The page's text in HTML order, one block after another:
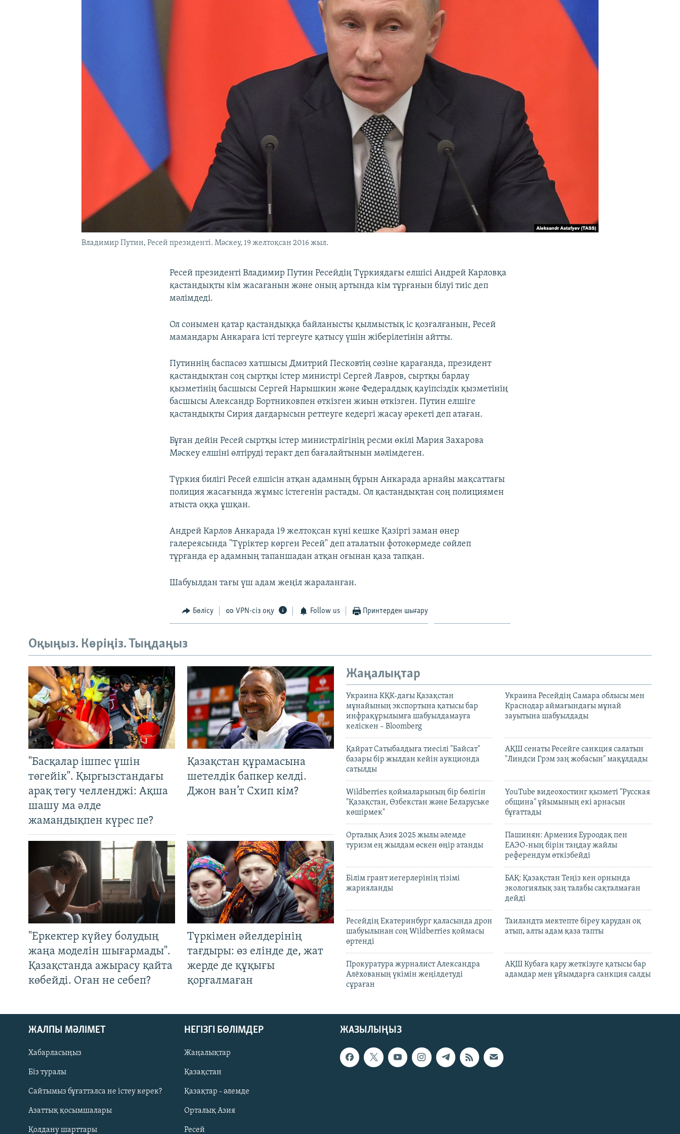
Русский
ЖАЗЫЛЫҢЫЗ
Владимир Путин, Ресей президенті. Мәскеу, 19 желтоқсан 2016 жыл.
Ресей президенті Владимир Путин Ресейдің Түркиядағы елшісі Андрей Карловқа
қастандықты кім жасағанын және оның артында кім тұрғанын білуі тиіс деп
мәлімдеді.
Ол сонымен қатар қастандыққа байланысты қылмыстық іс қозғалғанын, Ресей
мамандары Анкараға істі тергеуге қатысу үшін жіберілетінін айтты.
Путиннің баспасөз хатшысы Дмитрий Песковтің сөзіне қарағанда, президент
қастандықтан соң сыртқы істер министрі Сергей Лавров, сыртқы барлау
қызметінің басшысы Сергей Нарышкин және Федералдық қауіпсіздік қызметінің
басшысы Александр Бортниковпен өткізген жиын өткізген. Путин елшіге
қастандықты Сирия дағдарысын реттеуге кедергі жасау әрекеті деп атаған.
Бұған дейін Ресей сыртқы істер министрлігінің ресми өкілі Мария Захарова
Мәскеу елшіні өлтіруді теракт деп бағалайтынын мәлімдеген.
Түркия билігі Ресей елшісін атқан адамның бұрын Анкарада арнайы мақсаттағы
полиция жасағында жұмыс істегенін растады. Ол қастандықтан соң полициямен
атыста оққа ұшқан.
Андрей Карлов Анкарада 19 желтоқсан күні кешке Қазіргі заман өнер
галереясында "Түріктер көрген Ресей" деп аталатын фотокөрмеде сөйлеп
тұрғанда ер адамның тапаншадан атқан оғынан қаза тапқан.
Шабуылдан тағы үш адам жеңіл жараланған.
Бөлісу VPN-сіз оқу Follow us Принтерден шығару
Оқыңыз. Көріңіз. Тыңдаңыз
"Басқалар ішпес үшін
төгейік". Қырғызстандағы
арақ төгу челленджі: Ақша
шашу ма әлде
жамандықпен күрес пе?
Қазақстан құрамасына
шетелдік бапкер келді.
Джон ван’т Схип кім?
"Еркектер күйеу болудың
жаңа моделін шығармады".
Қазақстанда ажырасу қайта
көбейді. Оған не себеп?
Түркімен әйелдерінің
тағдыры: өз елінде де, жат
жерде де құқығы
қорғалмаған
Жаңалықтар
Украина КҚК-дағы Қазақстан
мұнайының экспортына қатысы бар
инфрақұрылымға шабуылдамауға
келіскен – Bloomberg
Украина Ресейдің Самара облысы мен
Краснодар аймағындағы мұнай
зауытына шабуылдады
Қайрат Сатыбалдыға тиесілі "Байсат"
базары бір жылдан кейін аукционда
сатылды
АҚШ сенаты Ресейге санкция салатын
"Линдси Грэм заң жобасын" мақұлдады
Wildberries қоймаларының бір бөлігін
"Қазақстан, Өзбекстан және Беларуське
көшірмек"
YouTube видеохостинг қызметі "Русская
община" ұйымының екі арнасын
бұғаттады
Орталық Азия 2025 жылы әлемде
туризм ең жылдам өскен өңір атанды
Пашинян: Армения Еуроодақ пен
ЕАЭО-ның бірін таңдау жайлы
референдум өткізбейді
Білім грант иегерлерінің тізімі
жарияланды
БАҚ: Қазақстан Теңіз кен орнында
экологиялық заң талабы сақталмаған
дейді
Ресейдің Екатеринбург қаласында дрон
шабуылынан соң Wildberries қоймасы
өртенді
Таиландта мектепте біреу қарудан оқ
атып, алты адам қаза тапты
Прокуратура журналист Александра
Алёхованың үкімін жеңілдетуді
сұраған
АҚШ Кубаға қару жеткізуге қатысы бар
адамдар мен ұйымдарға санкция салды
ЖАЗЫЛЫҢЫЗ
ЖАЛПЫ МӘЛІМЕТ
Хабарласыңыз
Біз туралы
Сайтымыз бұғатталса не істеу керек?
Азаттық қосымшалары
Қолдану шарттары
НЕГІЗГІ БӨЛІМДЕР
Жаңалықтар
Қазақстан
Қазақтар - әлемде
Орталық Азия
Ресей